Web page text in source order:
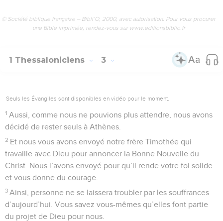
© Société biblique française – Bibli’O, 2000, avec autorisation. Pour vous procurer
une Bible imprimée, rendez-vous sur www.editionsbiblio.fr
1 Thessaloniciens 3
Seuls les Évangiles sont disponibles en vidéo pour le moment.
1 Aussi, comme nous ne pouvions plus attendre, nous avons
décidé de rester seuls à Athènes.
2 Et nous vous avons envoyé notre frère Timothée qui
travaille avec Dieu pour annoncer la Bonne Nouvelle du
Christ. Nous l’avons envoyé pour qu’il rende votre foi solide
et vous donne du courage.
3 Ainsi, personne ne se laissera troubler par les souffrances
d’aujourd’hui. Vous savez vous-mêmes qu’elles font partie
du projet de Dieu pour nous.